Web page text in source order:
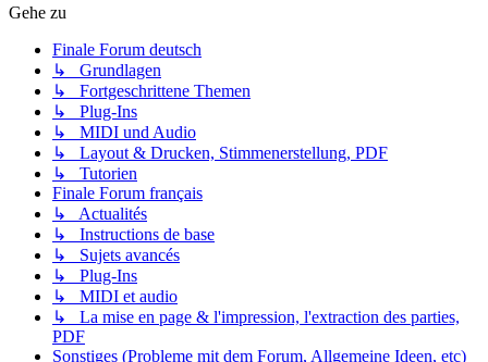
Gehe zu
Finale Forum deutsch
↳ Grundlagen
↳ Fortgeschrittene Themen
↳ Plug-Ins
↳ MIDI und Audio
↳ Layout & Drucken, Stimmenerstellung, PDF
↳ Tutorien
Finale Forum français
↳ Actualités
↳ Instructions de base
↳ Sujets avancés
↳ Plug-Ins
↳ MIDI et audio
↳ La mise en page & l'impression, l'extraction des parties,
PDF
Sonstiges (Probleme mit dem Forum, Allgemeine Ideen, etc)